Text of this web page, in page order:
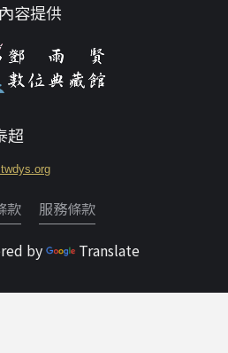
內容提供
超
款
服務條款
by
Translate